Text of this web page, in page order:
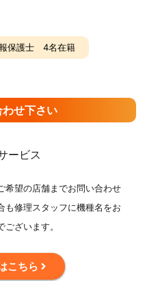
保護士 4名在籍
わせ下さい
希望の店舗までお問い合わせ
も修理スタッフに機種名をお
ざいます。
こちら